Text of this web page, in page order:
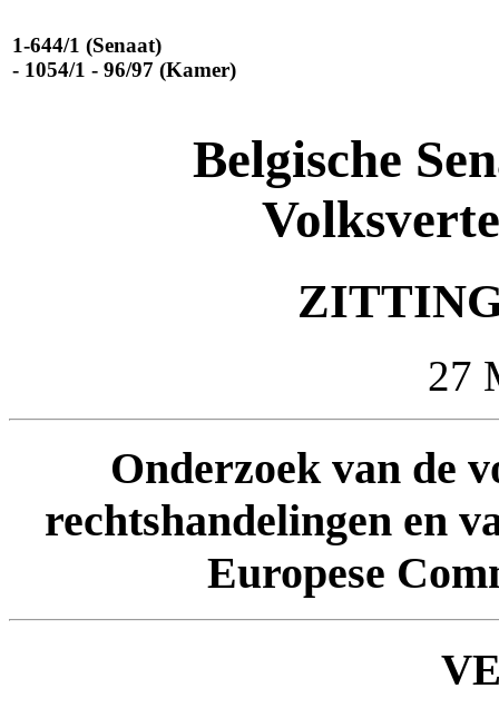
1-644/1 (Senaat)
- 1054/1 - 96/97 (Kamer)
Belgische
ZITTING
27
Onderzoek van de
rechtshandelingen en
Europese